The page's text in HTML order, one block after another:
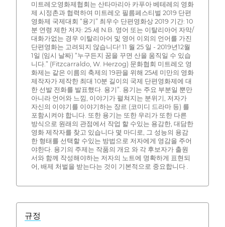
미트레오영화제협회는 산타마리아 카푸아 베테레의 영화
제 시정촌과 협력하여 미트레오 필름페스티벌 2019 단편
영화제 국제대회 “용기” 최우수 단편영화상 2019 기간: 10
분 연령 제한 저자: 25 세 N.B. 영어 또는 이탈리아어 자막/
대화가없는 경우 이탈리아어 및 영어 이외의 언어를 가진
단편영화는 고려되지 않습니다! 11 월 25 일 - 2019년12월
1일 (임시 날짜) “누구든지 꿈을 꾸면 산을 움직일 수 있습
니다.” (Fitzcarraldo, W. Herzog) 문화협회 미트레오 영
화제는 같은 이름의 축제의 19판을 위해 25세 미만의 영화
제작자가 제작한 최대 10분 길이의 국제 단편영화제에 대
한 선발 전화를 발표했다. 용기”. 용기는 주요 부분일 뿐만
아니라 언어와 느낌, 이야기가 펼쳐지는 분위기, 저자가
자신의 이야기를 이야기하는 장르 (코미디 드라마 등) 를
포함시켜야 합니다. 또한 용기는 또한 우리가 또한 다른
방식으로 원래의 관점에서 작업 할 수있는 용감한, 대담한
영화 제작자를 찾고 있습니다 몇 마디로, 그 성능의 용감
한 형태를 선택할 수있는 방법으로 저자에게 영감을 주어
야한다. 용기의 주제는 작품의 개요 와 각 후보자가 출원
서와 함께 작성해야하는 저자의 노트에 명확하게 표현되
어, 배제 처벌을 받는다는 것이 기본적으로 중요합니다 .
규정